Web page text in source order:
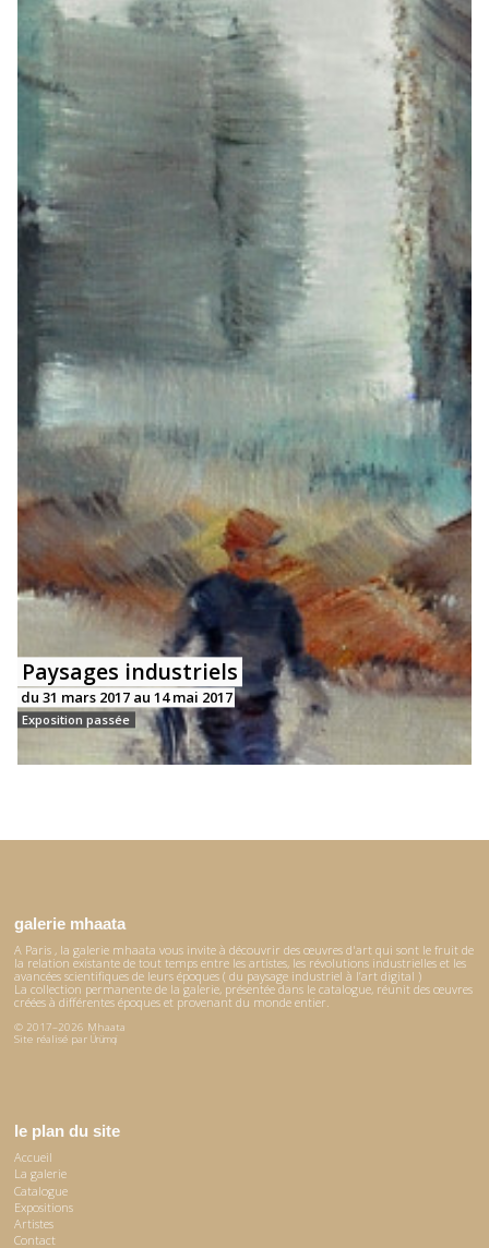
Paysages industriels
du 31 mars 2017 au 14 mai 2017
Exposition passée
galerie mhaata
A Paris , la galerie mhaata vous invite à découvrir des œuvres d'art qui sont le fruit de
la relation existante de tout temps entre les artistes, les révolutions industrielles et les
avancées scientifiques de leurs époques ( du paysage industriel à l’art digital )
La collection permanente de la galerie, présentée dans le catalogue, réunit des œuvres
créées à différentes époques et provenant du monde entier.
© 2017–2026 Mhaata
Site réalisé par Ürümqi
le plan du site
Accueil
La galerie
Catalogue
Expositions
Artistes
Contact